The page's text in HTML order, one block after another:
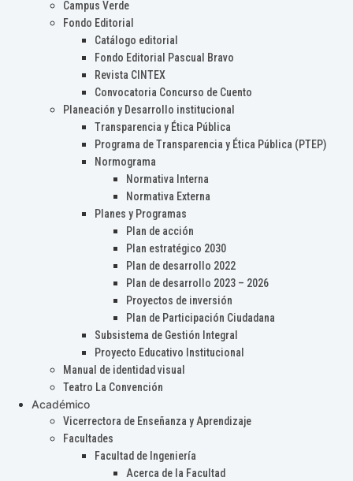
Campus Verde
Fondo Editorial
Catálogo editorial
Fondo Editorial Pascual Bravo
Revista CINTEX
Convocatoria Concurso de Cuento
Planeación y Desarrollo institucional
Transparencia y Ética Pública
Programa de Transparencia y Ética Pública (PTEP)
Normograma
Normativa Interna
Normativa Externa
Planes y Programas
Plan de acción
Plan estratégico 2030
Plan de desarrollo 2022
Plan de desarrollo 2023 – 2026
Proyectos de inversión
Plan de Participación Ciudadana
Subsistema de Gestión Integral
Proyecto Educativo Institucional
Manual de identidad visual
Teatro La Convención
Académico
Vicerrectora de Enseñanza y Aprendizaje
Facultades
Facultad de Ingeniería
Acerca de la Facultad